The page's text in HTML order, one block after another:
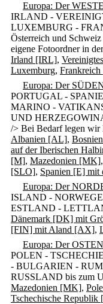
Europa: Der
IRLAND -
LUXEMBURG -
Österreich und
eigene Fotoordner in
Irland [IRL],
Luxemburg,
Europa: Der
PORTUGAL -
MARINO -
UND
/> Bei Bedarf legen wir
Albanien [AL],
auf der Iberischen
[M], Mazedonien [MK],
[SLO], Spanien [E] mit
Europa: Der
ISLAND -
ESTLAND -
Dänemark [DK] mit
[FIN] mit Aland [AX],
Europa: Der OSTEN
POLEN -
- BULGARIEN -
RUSSLAND bis zum
Mazedonien [MK],
Tschechische Republik